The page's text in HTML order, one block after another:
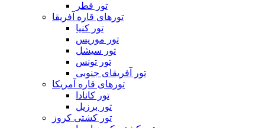
تور قطر
تورهای قاره آفریقا
تور کنیا
تور موریس
تور سیشل
تور تونس
تور آفریقای جنوبی
تورهای قاره آمریکا
تور کانادا
تور برزیل
تور کشتی کروز